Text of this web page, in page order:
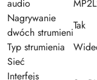
audio
Nagrywanie
dwóch strumieni
Tak
Typ strumienia
Sieć
Interfejs